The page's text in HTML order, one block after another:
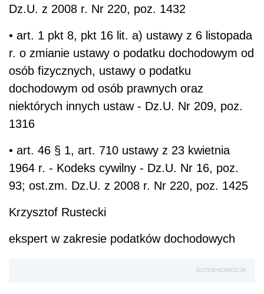
Dz.U. z 2008 r. Nr 220, poz. 1432
• art. 1 pkt 8, pkt 16 lit. a) ustawy z 6 listopada
r. o zmianie ustawy o podatku dochodowym od
osób fizycznych, ustawy o podatku
dochodowym od osób prawnych oraz
niektórych innych ustaw - Dz.U. Nr 209, poz.
1316
• art. 46 § 1, art. 710 ustawy z 23 kwietnia
1964 r. - Kodeks cywilny - Dz.U. Nr 16, poz.
93; ost.zm. Dz.U. z 2008 r. Nr 220, poz. 1425
Krzysztof Rustecki
ekspert w zakresie podatków dochodowych
AUTOPROMOCJA